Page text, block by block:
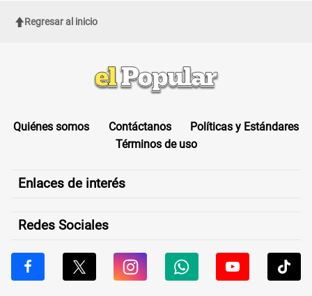
Regresar al inicio
Quiénes somos Contáctanos
Políticas y Estándares
Términos de uso
Enlaces de interés
Redes Sociales